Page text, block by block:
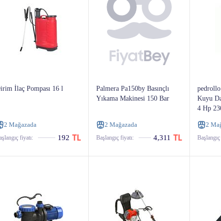
İlaç Pompası 16 l
2 Mağazada
​​fiyatı: 192
Palmera Pa150by Basınçlı
Yıkama Makinesi 150 Bar
2 Mağazada
Başlangıç ​​fiyatı: 4,311
Kuyu
4 Hp
2